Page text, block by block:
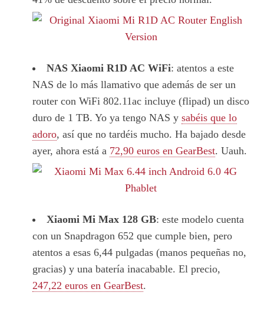
NAS Xiaomi R1D AC WiFi: atentos a este
NAS de lo más llamativo que además de ser un
router con WiFi 802.11ac incluye (flipad) un disco
duro de 1 TB. Yo ya tengo NAS y sabéis que lo
adoro, así que no tardéis mucho. Ha bajado desde
ayer, ahora está a 72,90 euros en GearBest. Uauh.
Xiaomi Mi Max 128 GB: este modelo cuenta
con un Snapdragon 652 que cumple bien, pero
atentos a esas 6,44 pulgadas (manos pequeñas no,
gracias) y una batería inacabable. El precio,
247,22 euros en GearBest.